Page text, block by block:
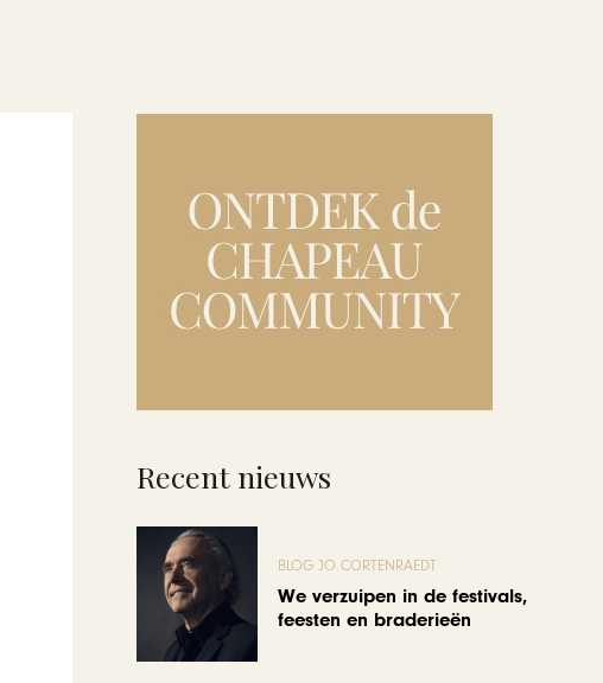
Recent nieuws
BLOG JO CORTENRAEDT
We verzuipen in de festivals,
feesten en braderieën